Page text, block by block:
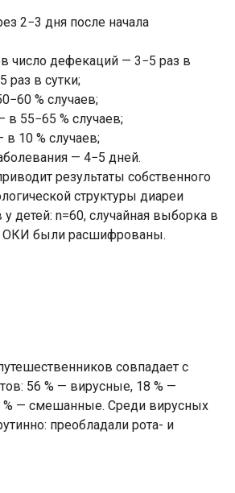
2−3 дня после начала
число дефекаций — 3−5 раз в
раз в сутки;
% случаев;
55−65 % случаев;
10 % случаев;
— 4−5 дней.
результаты собственного
структуры диареи
детей: n=60, случайная выборка в
ОКИ были расшифрованы.
совпадает с
56 % — вирусные, 18 % —
% — смешанные. Среди вирусных
преобладали рота- и